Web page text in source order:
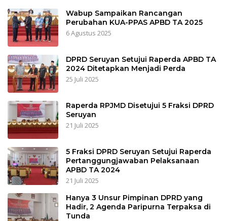
Wabup Sampaikan Rancangan
Perubahan KUA-PPAS APBD TA 2025
6 Agustus 2025
DPRD Seruyan Setujui Raperda APBD TA
2024 Ditetapkan Menjadi Perda
25 Juli 2025
Raperda RPJMD Disetujui 5 Fraksi DPRD
Seruyan
21 Juli 2025
5 Fraksi DPRD Seruyan Setujui Raperda
Pertanggungjawaban Pelaksanaan
APBD TA 2024
21 Juli 2025
Hanya 3 Unsur Pimpinan DPRD yang
Hadir, 2 Agenda Paripurna Terpaksa di
Tunda